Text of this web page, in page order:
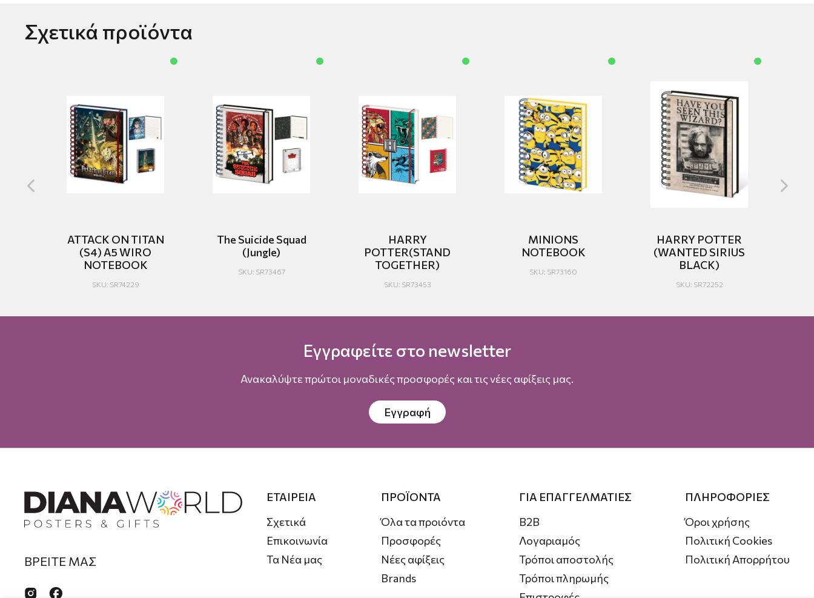
Σχετικά προϊόντα
ATTACK ON TITAN
(S4) A5 WIRO
NOTEBOOK
SKU: SR74229
The Suicide Squad
(Jungle)
SKU: SR73467
HARRY
POTTER(STAND
TOGETHER)
SKU: SR73453
MINIONS
NOTEBOOK
SKU: SR73160
HARRY POTTER
(WANTED SIRIUS
BLACK)
SKU: SR72252
Εγγραφείτε στο newsletter
Ανακαλύψτε πρώτοι μοναδικές προσφορές και τις νέες αφίξεις μας.
Εγγραφή
ΒΡΕΙΤΕ ΜΑΣ
 
ΕΤΑΙΡΕΙΑ
Σχετικά
Επικοινωνία
Τα Νέα μας
ΠΡΟΪΟΝΤΑ
Όλα τα προιόντα
Προσφορές
Νέες αφίξεις
Brands
ΓΙΑ ΕΠΑΓΓΕΛΜΑΤΙΕΣ
B2B
Λογαριαμός
Τρόποι αποστολής
Τρόποι πληρωμής
ΠΛΗΡΟΦΟΡΙΕΣ
Όροι χρήσης
Πολιτική Cookies
Πολιτική Απορρήτου